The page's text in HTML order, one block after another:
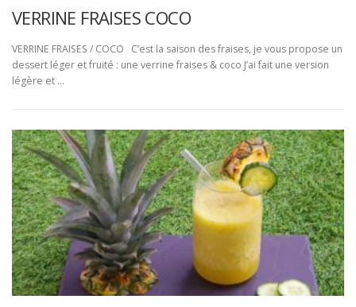
VERRINE FRAISES COCO
VERRINE FRAISES / COCO C’est la saison des fraises, je vous propose un
dessert léger et fruité : une verrine fraises & coco J’ai fait une version
légère et …